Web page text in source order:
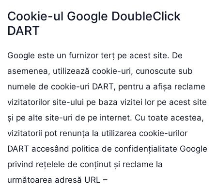
Cookie-ul Google DoubleClick
DART
Google este un furnizor terț pe acest site. De
asemenea, utilizează cookie-uri, cunoscute sub
numele de cookie-uri DART, pentru a afișa reclame
vizitatorilor site-ului pe baza vizitei lor pe acest site
și pe alte site-uri de pe internet. Cu toate acestea,
vizitatorii pot renunța la utilizarea cookie-urilor
DART accesând politica de confidențialitate Google
privind rețelele de conținut și reclame la
următoarea adresă URL –